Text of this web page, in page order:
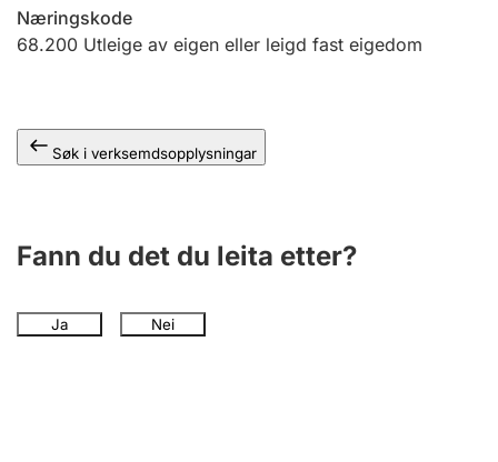
Andre tema
Næringskode
68.200 Utleige av eigen eller leigd fast eigedom
Søk i verksemdsopplysningar
Fann du det du leita etter?
Ja Nei